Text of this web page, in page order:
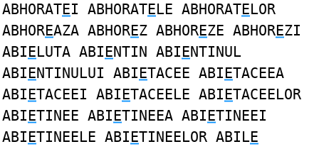
ABHORATEI ABHORATELE ABHORATELOR
ABHOREAZA ABHOREZ ABHOREZE ABHOREZI
ABIELUTA ABIENTIN ABIENTINUL
ABIENTINULUI ABIETACEE ABIETACEEA
ABIETACEEI ABIETACEELE ABIETACEELOR
ABIETINEE ABIETINEEA ABIETINEEI
ABIETINEELE ABIETINEELOR ABILE